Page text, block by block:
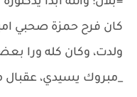
كان فرح حمزة صحبي
ولدت، وكان كله ورا
_مبروك يسيدي، عقبال